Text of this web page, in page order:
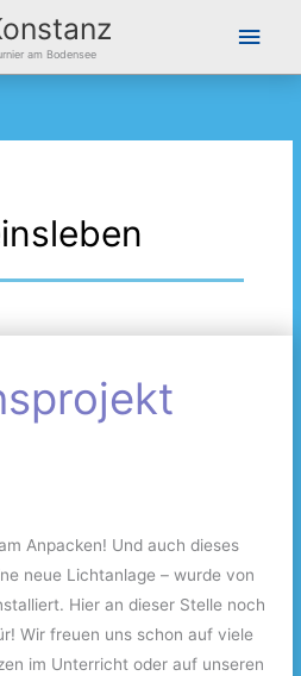
am Bodensee
Anpacken! Und auch dieses
neue Lichtanlage – wurde von
Hier an dieser Stelle noch
Wir freuen uns schon auf viele
im Unterricht oder auf unseren